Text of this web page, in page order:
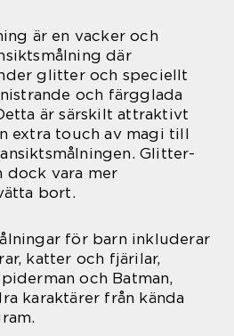
är en vacker och
där
glitter och speciellt
och färgglada
är särskilt attraktivt
extra touch av magi till
Glitter-
dock vara mer
bort.
för barn inkluderar
katter och fjärilar,
och Batman,
karaktärer från kända